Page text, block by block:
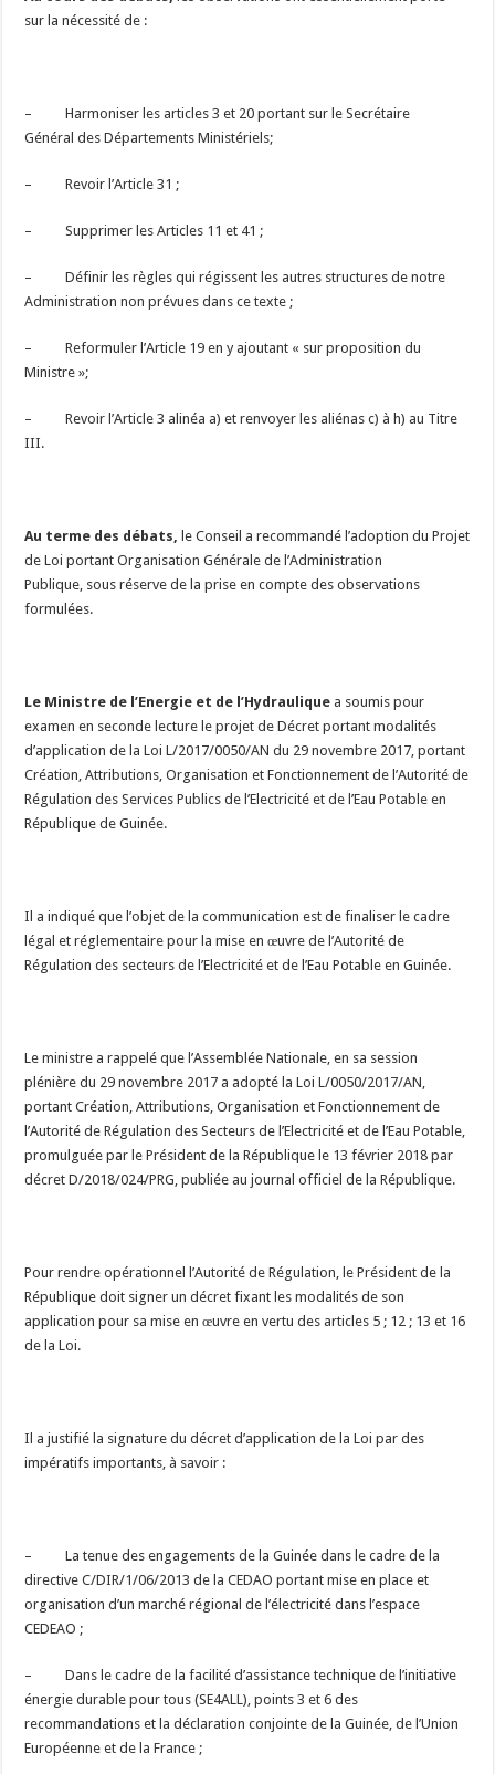
sur la nécessité de :
– Harmoniser les articles 3 et 20 portant sur le Secrétaire
Général des Départements Ministériels;
– Revoir l’Article 31 ;
– Supprimer les Articles 11 et 41 ;
– Définir les règles qui régissent les autres structures de notre
Administration non prévues dans ce texte ;
– Reformuler l’Article 19 en y ajoutant « sur proposition du
Ministre »;
– Revoir l’Article 3 alinéa a) et renvoyer les aliénas c) à h) au Titre
III.
Au terme des débats,le Conseil a recommandé l’adoption du Projet
de Loi portant Organisation Générale de l’Administration
Publique, sous réserve de la prise en compte des observations
formulées.
Le Ministre de l’Energie et de l’Hydraulique a soumis pour
examen en seconde lecture le projet de Décret portant modalités
d’application de la Loi L/2017/0050/AN du 29 novembre 2017, portant
Création, Attributions, Organisation et Fonctionnement de l’Autorité de
Régulation des Services Publics de l’Electricité et de l’Eau Potable en
République de Guinée.
Il a indiqué que l’objet de la communication est de finaliser le cadre
légal et réglementaire pour la mise en œuvre de l’Autorité de
Régulation des secteurs de l’Electricité et de l’Eau Potable en Guinée.
Le ministre a rappelé que l’Assemblée Nationale, en sa session
plénière du 29 novembre 2017 a adopté la Loi L/0050/2017/AN,
portant Création, Attributions, Organisation et Fonctionnement de
l’Autorité de Régulation des Secteurs de l’Electricité et de l’Eau Potable,
promulguée par le Président de la République le 13 février 2018 par
décret D/2018/024/PRG, publiée au journal officiel de la République.
Pour rendre opérationnel l’Autorité de Régulation, le Président de la
République doit signer un décret fixant les modalités de son
application pour sa mise en œuvre en vertu des articles 5 ; 12 ; 13 et 16
de la Loi.
Il a justifié la signature du décret d’application de la Loi par des
impératifs importants, à savoir :
– La tenue des engagements de la Guinée dans le cadre de la
directive C/DIR/1/06/2013 de la CEDAO portant mise en place et
organisation d’un marché régional de l’électricité dans l’espace
CEDEAO ;
– Dans le cadre de la facilité d’assistance technique de l’initiative
énergie durable pour tous (SE4ALL), points 3 et 6 des
recommandations et la déclaration conjointe de la Guinée, de l’Union
Européenne et de la France ;